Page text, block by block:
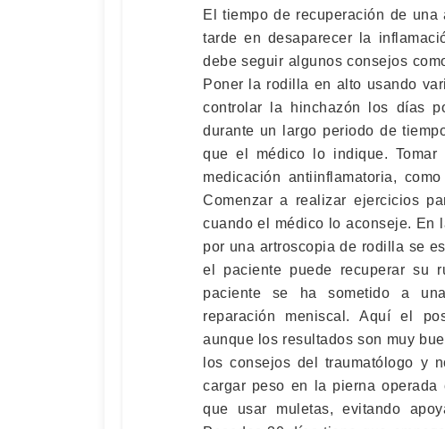
El tiempo de recuperación de
tarde en desaparecer la
debe seguir algunos consejos
Poner la rodilla en alto usando
controlar la hinchazón los días
durante un largo periodo de
que el médico lo indique. Tomar
medicación antiinflamatoria,
Comenzar a realizar ejercicios
cuando el médico lo aconseje. En
por una artroscopia de rodilla se
el paciente puede recuperar su
paciente se ha sometido a
reparación meniscal. Aquí el
aunque los resultados son muy
los consejos del traumatólogo y
cargar peso en la pierna
que usar muletas, evitando